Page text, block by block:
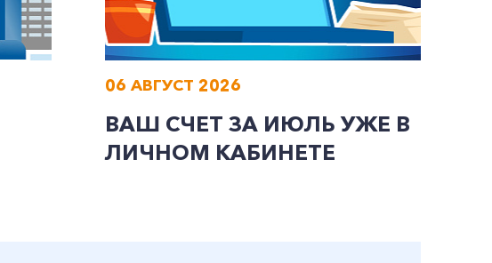
06 АВГУСТ 2026
ВАШ СЧЕТ ЗА ИЮЛЬ УЖЕ В
ЛИЧНОМ КАБИНЕТЕ